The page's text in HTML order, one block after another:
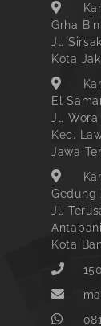
Grha
Jl.
Kota
El
Jl.
Kec.
Jawa
Gedung
Jl.
Kota